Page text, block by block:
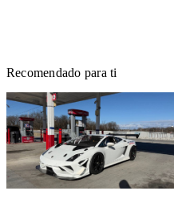
Recomendado para ti